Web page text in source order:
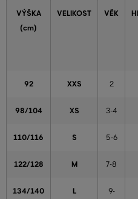
VÝŠKA
(cm)
VELIKOST VĚK
92 XXS 2
98/104 XS 3-4
110/116 S 5-6
122/128 M 7-8
134/140 L
9-